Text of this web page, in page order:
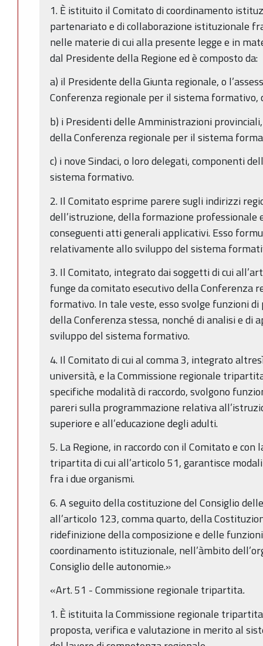
1. È istituito il Comitato di coordinamento
partenariato e di collaborazione istituzionale
nelle materie di cui alla presente legge e in
dal Presidente della Regione ed è composto da:
a) il Presidente della Giunta regionale, o
Conferenza regionale per il sistema formativo,
b) i Presidenti delle Amministrazioni
della Conferenza regionale per il sistema
c) i nove Sindaci, o loro delegati, componenti
sistema formativo.
2. Il Comitato esprime parere sugli indirizzi
dell’istruzione, della formazione professionale
conseguenti atti generali applicativi. Esso
relativamente allo sviluppo del sistema
3. Il Comitato, integrato dai soggetti di cui
funge da comitato esecutivo della Conferenza
formativo. In tale veste, esso svolge funzioni
della Conferenza stessa, nonché di analisi e
sviluppo del sistema formativo.
4. Il Comitato di cui al comma 3, integrato
università, e la Commissione regionale
specifiche modalità di raccordo, svolgono
pareri sulla programmazione relativa
superiore e all’educazione degli adulti.
5. La Regione, in raccordo con il Comitato e con
tripartita di cui all’articolo 51, garantisce
fra i due organismi.
6. A seguito della costituzione del Consiglio
all’articolo 123, comma quarto, della
ridefinizione della composizione e delle
coordinamento istituzionale, nell’àmbito
Consiglio delle autonomie.»
«Art. 51 - Commissione regionale tripartita.
1. È istituita la Commissione regionale
proposta, verifica e valutazione in merito al